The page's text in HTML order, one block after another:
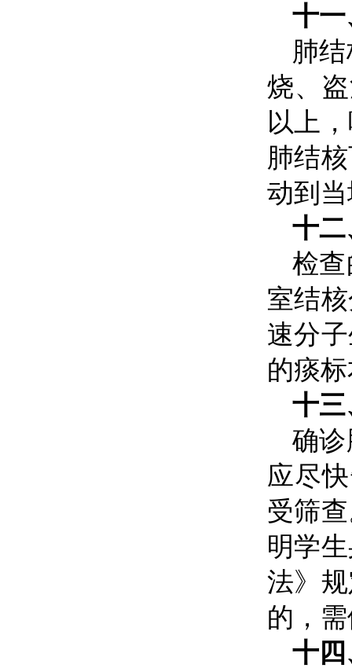
十
肺
烧、
以上
肺结
动到
十
检
室结
速分
的痰
十
确
应尽
受筛
明学
法》
的，
十